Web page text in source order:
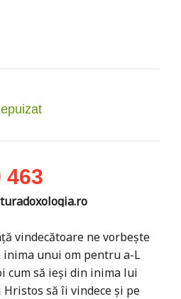
463
vindecătoare ne vorbeşte
unui om pentru a-L
cum să ieși din inima lui
să îi vindece și pe